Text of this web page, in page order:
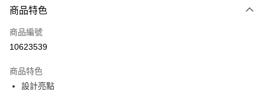
LINE Pay
Apple Pay
悠遊付
商品特色
商品編號
10623539
商品特色
設計亮點